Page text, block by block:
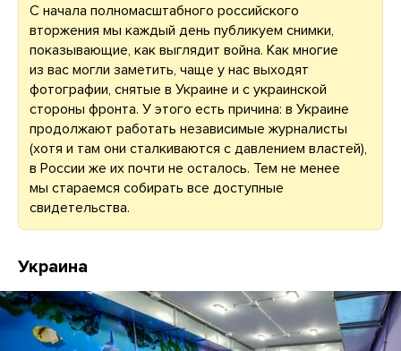
С начала полномасштабного российского
вторжения мы каждый день публикуем снимки,
показывающие, как выглядит война. Как многие
из вас могли заметить, чаще у нас выходят
фотографии, снятые в Украине и с украинской
стороны фронта. У этого есть причина: в Украине
продолжают работать независимые журналисты
(хотя и там они сталкиваются с давлением властей),
в России же их почти не осталось. Тем не менее
мы стараемся собирать все доступные
свидетельства.
Украина